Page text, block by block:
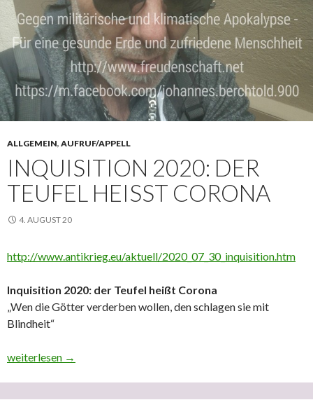
ALLGEMEIN, AUFRUF/APPELL
INQUISITION 2020: DER
TEUFEL HEISST CORONA
4. AUGUST 20
http://www.antikrieg.eu/aktuell/2020_07_30_inquisition.htm
Inquisition 2020: der Teufel heißt Corona
„Wen die Götter verderben wollen, den schlagen sie mit
Blindheit“
Inquisition 2020: der Teufel heißt Corona
weiterlesen →